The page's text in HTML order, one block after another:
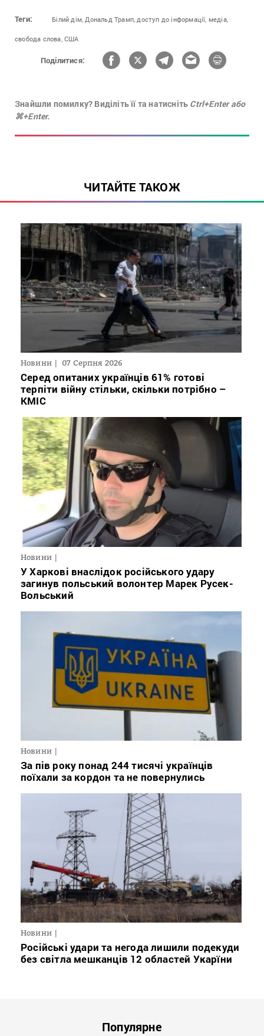
Теги: Білий дім, Дональд Трамп, доступ до інформації, медіа,
свобода слова, США
Поділитися:
Знайшли помилку? Виділіть її та натисніть Ctrl+Enter або
⌘+Enter.
ЧИТАЙТЕ ТАКОЖ
Новини 07 Серпня 2026
Серед опитаних українців 61% готові
терпіти війну стільки, скільки потрібно –
КМІС
Новини
У Харкові внаслідок російського удару
загинув польський волонтер Марек Русек-
Вольський
Новини
За пів року понад 244 тисячі українців
поїхали за кордон та не повернулись
Новини
Російські удари та негода лишили подекуди
без світла мешканців 12 областей Укарїни
Популярне